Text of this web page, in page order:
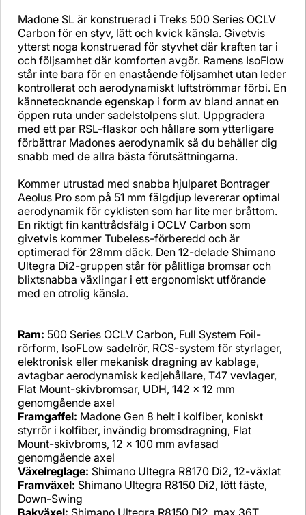
Madone SL är konstruerad i Treks 500 Series OCLV
Carbon för en styv, lätt och kvick känsla. Givetvis
ytterst noga konstruerad för styvhet där kraften tar i
och följsamhet där komforten avgör. Ramens IsoFlow
står inte bara för en enastående följsamhet utan leder
kontrollerat och aerodynamiskt luftströmmar förbi. En
kännetecknande egenskap i form av bland annat en
öppen ruta under sadelstolpens slut. Uppgradera
med ett par RSL-flaskor och hållare som ytterligare
förbättrar Madones aerodynamik så du behåller dig
snabb med de allra bästa förutsättningarna.
Kommer utrustad med snabba hjulparet Bontrager
Aeolus Pro som på 51 mm fälgdjup levererar optimal
aerodynamik för cyklisten som har lite mer bråttom.
En riktigt fin kanttrådsfälg i OCLV Carbon som
givetvis kommer Tubeless-förberedd och är
optimerad för 28mm däck. Den 12-delade Shimano
Ultegra Di2-gruppen står för pålitliga bromsar och
blixtsnabba växlingar i ett ergonomiskt utförande
med en otrolig känsla.
Ram: 500 Series OCLV Carbon, Full System Foil-
rörform, IsoFLow sadelrör, RCS-system för styrlager,
elektronisk eller mekanisk dragning av kablage,
avtagbar aerodynamisk kedjehållare, T47 vevlager,
Flat Mount-skivbromsar, UDH, 142 x 12 mm
genomgående axel
Framgaffel: Madone Gen 8 helt i kolfiber, koniskt
styrrör i kolfiber, invändig bromsdragning, Flat
Mount-skivbroms, 12 x 100 mm avfasad
genomgående axel
Växelreglage: Shimano Ultegra R8170 Di2, 12-växlat
Framväxel: Shimano Ultegra R8150 Di2, lött fäste,
Down-Swing